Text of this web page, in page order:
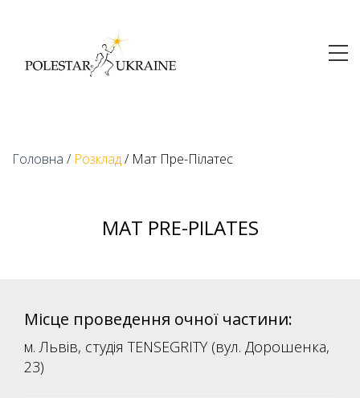
Головна / Розклад/ Мат Пре-Пілатес
МАТ PRE-PILATES
Місце проведення очної частини:
м. Львів, студія TENSEGRITY (вул. Дорошенка,
23)